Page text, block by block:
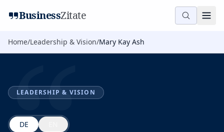
BusinessZitate
Home/Leadership & Vision/Mary Kay Ash
LEADERSHIP & VISION
DE